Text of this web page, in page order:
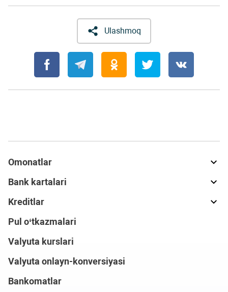
Ulashmoq
Omonatlar
Bank kartalari
Kreditlar
Pul o‘tkazmalari
Valyuta kurslari
Valyuta onlayn-konversiyasi
Bankomatlar